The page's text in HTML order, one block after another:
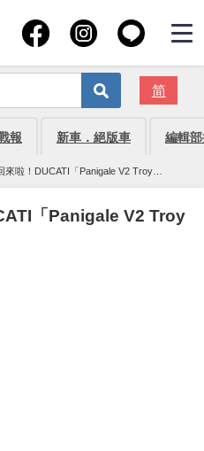
简
報 新車．絕版車 編輯
來啦！DUCATI「Panigale V2 Troy
「Panigale V2 Troy